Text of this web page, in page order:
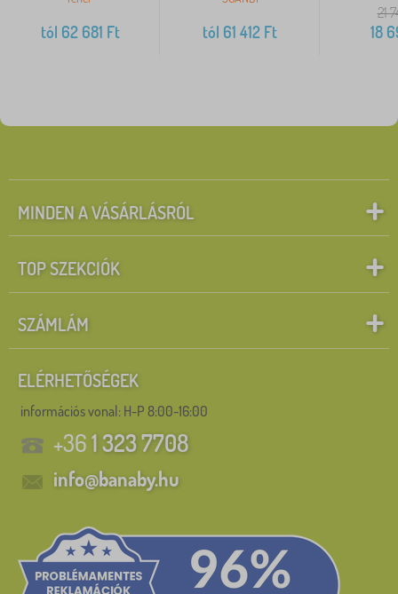
tól 62 681 Ft tól 61 412 Ft
21
18
MINDEN A VÁSÁRLÁSRÓL
TOP SZEKCIÓK
SZÁMLÁM
ELÉRHETŐSÉGEK
információs vonal: H-P 8:00-16:00
+361 323 7708
info@banaby.hu